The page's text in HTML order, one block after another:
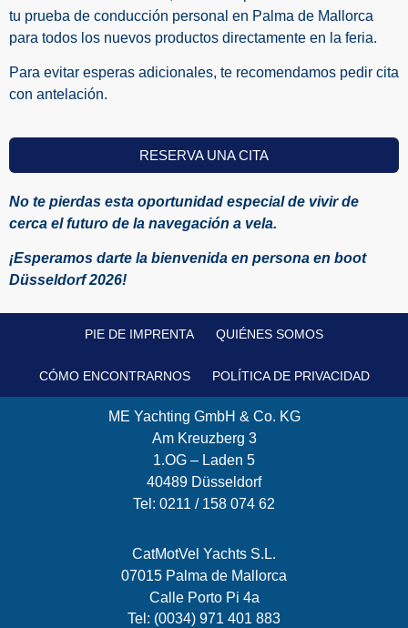
tu prueba de conducción personal en Palma de Mallorca
para todos los nuevos productos directamente en la feria.
Para evitar esperas adicionales, te recomendamos pedir cita
con antelación.
RESERVA UNA CITA
No te pierdas esta oportunidad especial de vivir de
cerca el futuro de la navegación a vela.
¡Esperamos darte la bienvenida en persona en boot
Düsseldorf 2026!
PIE DE IMPRENTA QUIÉNES SOMOS
CÓMO ENCONTRARNOS POLÍTICA DE PRIVACIDAD
ME Yachting GmbH & Co. KG
Am Kreuzberg 3
1.OG – Laden 5
40489 Düsseldorf
Tel: 0211 / 158 074 62
CatMotVel Yachts S.L.
07015 Palma de Mallorca
Calle Porto Pi 4a
Tel: (0034) 971 401 883